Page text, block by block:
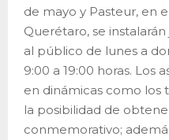
de mayo y Pasteur, en
Querétaro, se
al público de lunes a
9:00 a 19:00 horas. Los
en dinámicas como los
la posibilidad de
conmemorativo;